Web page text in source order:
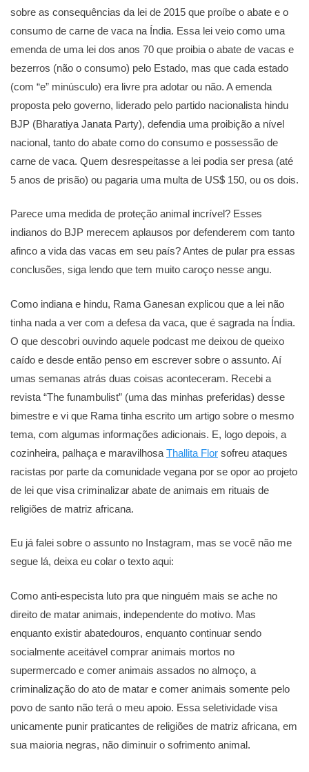
sobre as consequências da lei de 2015 que proíbe o abate e o
consumo de carne de vaca na Índia. Essa lei veio como uma
emenda de uma lei dos anos 70 que proibia o abate de vacas e
bezerros (não o consumo) pelo Estado, mas que cada estado
(com “e” minúsculo) era livre pra adotar ou não. A emenda
proposta pelo governo, liderado pelo partido nacionalista hindu
BJP (Bharatiya Janata Party), defendia uma proibição a nível
nacional, tanto do abate como do consumo e possessão de
carne de vaca. Quem desrespeitasse a lei podia ser presa (até
5 anos de prisão) ou pagaria uma multa de US$ 150, ou os dois.
Parece uma medida de proteção animal incrível? Esses
indianos do BJP merecem aplausos por defenderem com tanto
afinco a vida das vacas em seu país? Antes de pular pra essas
conclusões, siga lendo que tem muito caroço nesse angu.
Como indiana e hindu, Rama Ganesan explicou que a lei não
tinha nada a ver com a defesa da vaca, que é sagrada na Índia.
O que descobri ouvindo aquele podcast me deixou de queixo
caído e desde então penso em escrever sobre o assunto. Aí
umas semanas atrás duas coisas aconteceram. Recebi a
revista “The funambulist” (uma das minhas preferidas) desse
bimestre e vi que Rama tinha escrito um artigo sobre o mesmo
tema, com algumas informações adicionais. E, logo depois, a
cozinheira, palhaça e maravilhosa Thallita Flor sofreu ataques
racistas por parte da comunidade vegana por se opor ao projeto
de lei que visa criminalizar abate de animais em rituais de
religiões de matriz africana.
Eu já falei sobre o assunto no Instagram, mas se você não me
segue lá, deixa eu colar o texto aqui:
Como anti-especista luto pra que ninguém mais se ache no
direito de matar animais, independente do motivo. Mas
enquanto existir abatedouros, enquanto continuar sendo
socialmente aceitável comprar animais mortos no
supermercado e comer animais assados no almoço, a
criminalização do ato de matar e comer animais somente pelo
povo de santo não terá o meu apoio. Essa seletividade visa
unicamente punir praticantes de religiões de matriz africana, em
sua maioria negras, não diminuir o sofrimento animal.